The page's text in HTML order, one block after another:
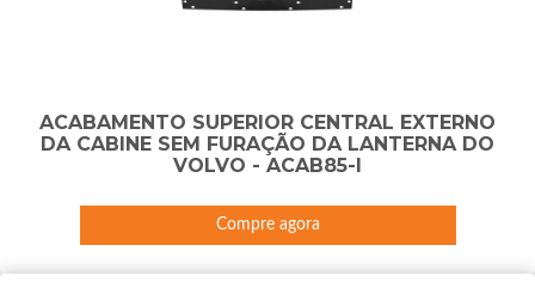
ACABAMENTO SUPERIOR CENTRAL EXTERNO
DA CABINE SEM FURAÇÃO DA LANTERNA DO
VOLVO - ACAB85-I
Compre agora